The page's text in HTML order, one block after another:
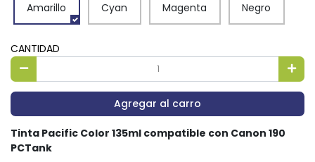
Amarillo Cyan Magenta Negro
CANTIDAD
Agregar al carro
Tinta Pacific Color 135ml compatible con Canon 190
PCTank